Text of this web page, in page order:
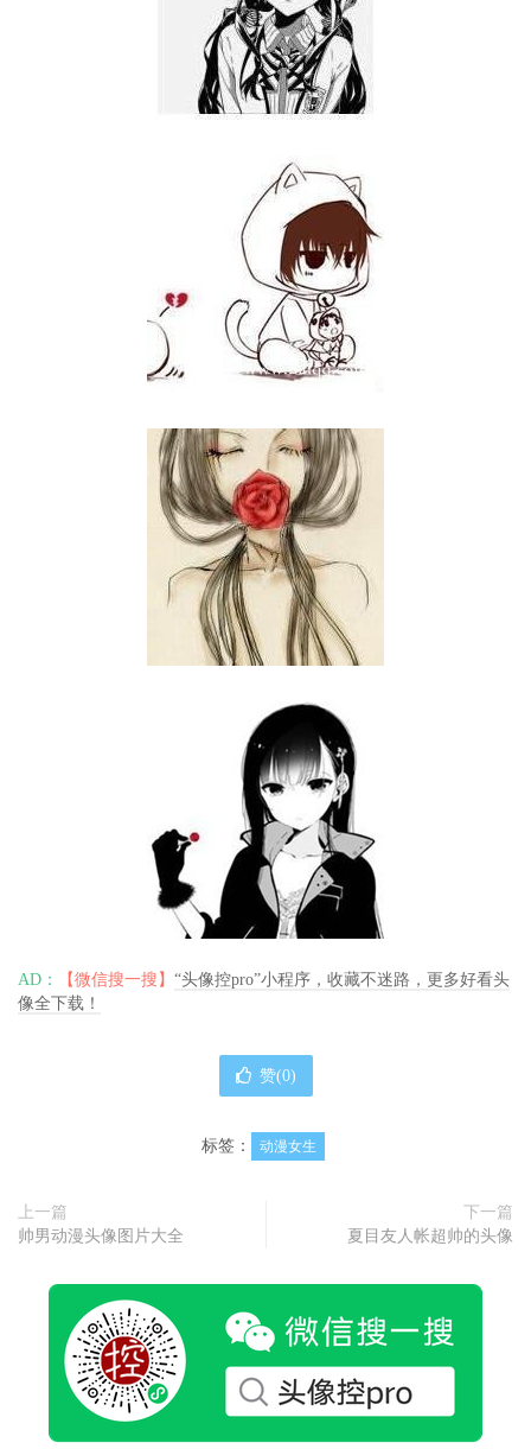
AD： 【微信搜一搜】 “头像控pro”小程序，收藏不迷路，更多好看头
像全下载！
赞(0)
标签： 动漫女生
上一篇
帅男动漫头像图片大全
下一篇
夏目友人帐超帅的头像